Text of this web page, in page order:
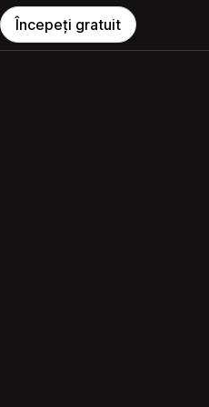
Începeți gratuit